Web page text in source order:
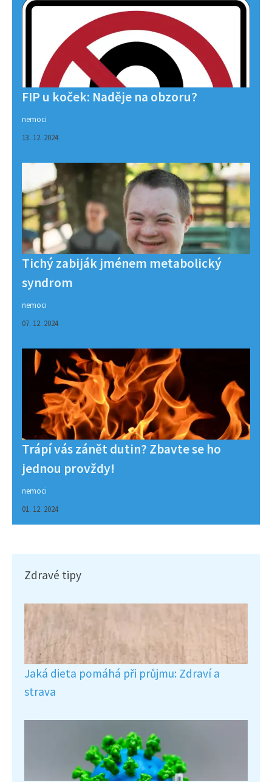
FIP u koček: Naděje na obzoru?
nemoci
13. 12. 2024
Tichý zabiják jménem metabolický
syndrom
nemoci
07. 12. 2024
Trápí vás zánět dutin? Zbavte se ho
jednou provždy!
nemoci
01. 12. 2024
Zdravé tipy
Jaká dieta pomáhá při průjmu: Zdraví a
strava